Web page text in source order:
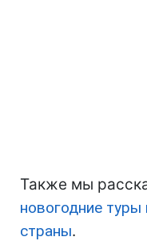
Также мы
новогодние
страны.